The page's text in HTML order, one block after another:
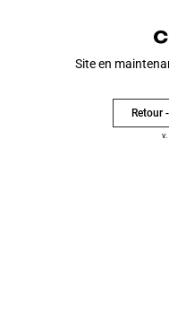
Site en
Retour
v.